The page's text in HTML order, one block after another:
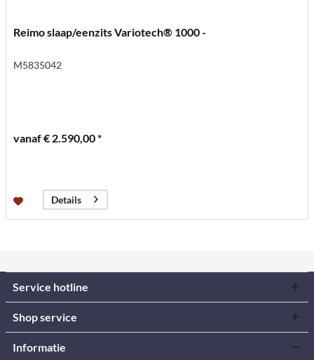
Reimo slaap/eenzits Variotech® 1000 -
M5835042
vanaf € 2.590,00 *
Details
Service hotline
Shop service
Informatie